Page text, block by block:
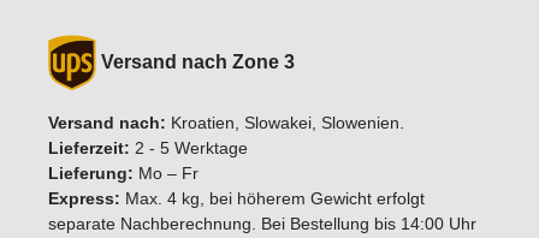
Versand nach Zone 3
Versand nach: Kroatien, Slowakei, Slowenien.
Lieferzeit: 2 - 5 Werktage
Lieferung: Mo – Fr
Express: Max. 4 kg, bei höherem Gewicht erfolgt
separate Nachberechnung. Bei Bestellung bis 14:00 Uhr